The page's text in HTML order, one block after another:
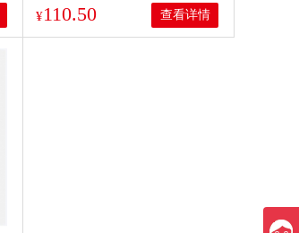
¥110.50 查看详情